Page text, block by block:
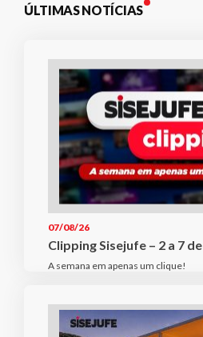
ÚLTIMAS NOTÍCIAS
07/08/26
Clipping Sisejufe – 2 a 7
A semana em apenas um clique!